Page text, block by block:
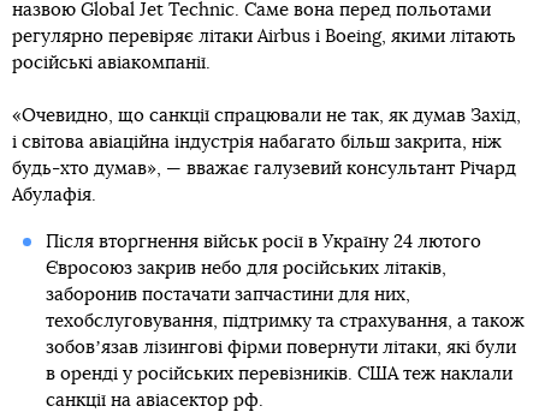
назвою Global Jet Technic. Саме вона перед польотами
регулярно перевіряє літаки Airbus і Boeing, якими літають
російські авіакомпанії.
«Очевидно, що санкції спрацювали не так, як думав Захід,
і світова авіаційна індустрія набагато більш закрита, ніж
будь-хто думав», — вважає галузевий консультант Річард
Абулафія.
Після вторгнення військ росії в Україну 24 лютого
Євросоюз закрив небо для російських літаків,
заборонив постачати запчастини для них,
техобслуговування, підтримку та страхування, а також
зобовʼязав лізингові фірми повернути літаки, які були
в оренді у російських перевізників. США теж наклали
санкції на авіасектор рф.